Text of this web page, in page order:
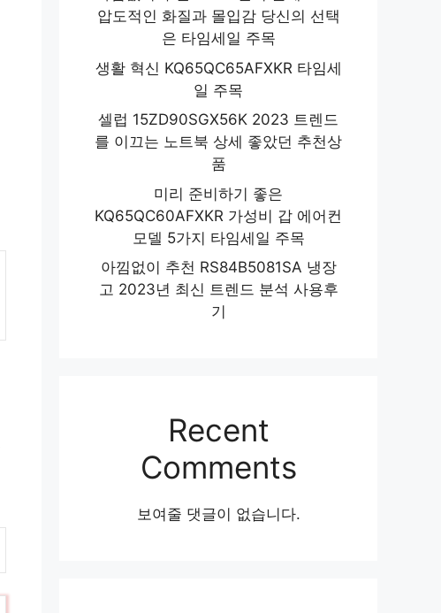
압도적인 화질과 몰입감 당신의 선택
은 타임세일 주목
생활 혁신 KQ65QC65AFXKR 타임세
일 주목
셀럽 15ZD90SGX56K 2023 트렌드
를 이끄는 노트북 상세 좋았던 추천상
품
미리 준비하기 좋은
KQ65QC60AFXKR 가성비 갑 에어컨
모델 5가지 타임세일 주목
아낌없이 추천 RS84B5081SA 냉장
고 2023년 최신 트렌드 분석 사용후
기
Recent
Comments
보여줄 댓글이 없습니다.